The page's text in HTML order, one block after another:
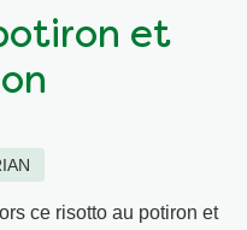
et
ce risotto au potiron et